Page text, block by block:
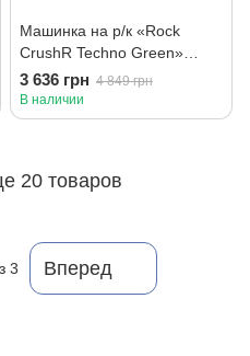
Машинка на р/к «Rock
CrushR Techno Green»
(аккум. Li-Fe-Po - 9.6v,
быстрая зарядка от USB)
3 636 грн 4 849 грн
В наличии
20 товаров
3 Вперед